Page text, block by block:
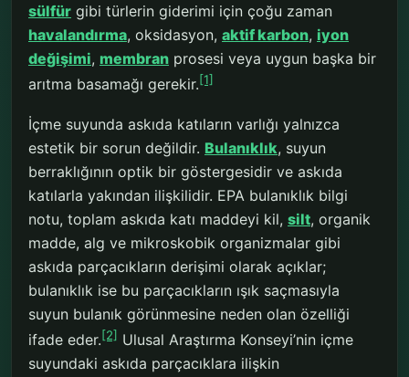
sülfür gibi türlerin giderimi için çoğu zaman
havalandırma, oksidasyon, aktif karbon, iyon
değişimi, membran prosesi veya uygun başka bir
arıtma basamağı gerekir.[1]
İçme suyunda askıda katıların varlığı yalnızca
estetik bir sorun değildir. Bulanıklık, suyun
berraklığının optik bir göstergesidir ve askıda
katılarla yakından ilişkilidir. EPA bulanıklık bilgi
notu, toplam askıda katı maddeyi kil, silt, organik
madde, alg ve mikroskobik organizmalar gibi
askıda parçacıkların derişimi olarak açıklar;
bulanıklık ise bu parçacıkların ışık saçmasıyla
suyun bulanık görünmesine neden olan özelliği
ifade eder.[2] Ulusal Araştırma Konseyi’nin içme
suyundaki askıda parçacıklara ilişkin